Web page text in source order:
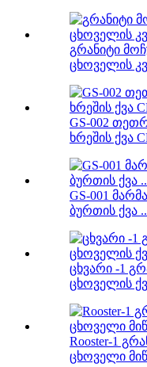
გრანიტი
ცხოველის
GS-002
ხრეშის ქვა
GS-001
ბურთის ქვა
ცხვარი -1
ცხოველის
Rooster-1
ცხოველი